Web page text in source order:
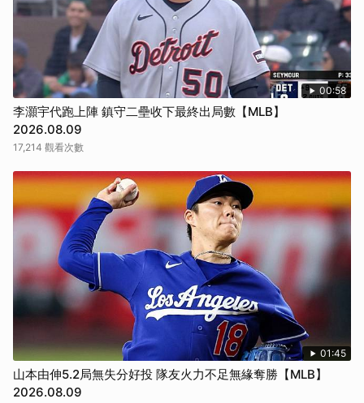
00:58
李灝宇代跑上陣 鎮守二壘收下最終出局數【MLB】
2026.08.09
17,214 觀看次數
01:45
山本由伸5.2局無失分好投 隊友火力不足無緣奪勝【MLB】
2026.08.09